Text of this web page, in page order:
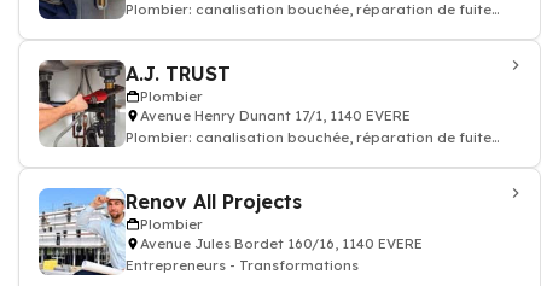
Plombier: canalisation bouchée, réparation de fuite
A.J. TRUST
Plombier
Avenue Henry Dunant 17/1, 1140 EVERE
Plombier: canalisation bouchée, réparation de fuite
Renov All Projects
Plombier
Avenue Jules Bordet 160/16, 1140 EVERE
Entrepreneurs - Transformations